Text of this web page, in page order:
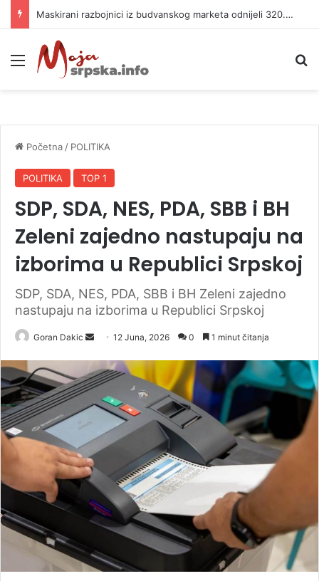
Maskirani razbojnici iz budvanskog marketa odnijeli 320.000 evra
Meni
Početna / POLITIKA
POLITIKA TOP 1
SDP, SDA, NES, PDA, SBB i BH
Zeleni zajedno nastupaju na
izborima u Republici Srpskoj
SDP, SDA, NES, PDA, SBB i BH Zeleni zajedno
nastupaju na izborima u Republici Srpskoj
Goran Dakic
n
d
a
e
m
i
l
12 Juna, 2026 0 1 minut čitanja